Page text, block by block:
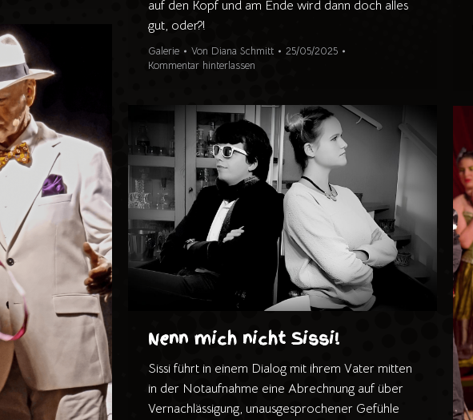
auf den Kopf und am Ende wird dann doch alles
gut, oder?!
Galerie Von Diana Schmitt
25/05/2025
Kommentar hinterlassen
Nenn mich nicht Sissi!
Sissi führt in einem Dialog mit ihrem Vater mitten
in der Notaufnahme eine Abrechnung auf über
Vernachlässigung, unausgesprochener Gefühle